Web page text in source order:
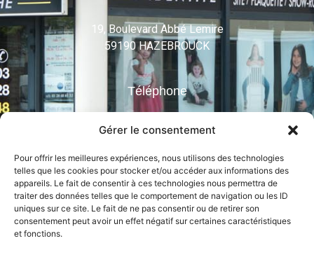
Gérer le consentement
Pour offrir les meilleures expériences, nous utilisons des technologies
telles que les cookies pour stocker et/ou accéder aux informations des
appareils. Le fait de consentir à ces technologies nous permettra de
traiter des données telles que le comportement de navigation ou les ID
uniques sur ce site. Le fait de ne pas consentir ou de retirer son
consentement peut avoir un effet négatif sur certaines caractéristiques
et fonctions.
19, Boulevard Abbé Lemire
59190 HAZEBROUCK
Téléphone
03 28 48 61 52
Mail
info@alloucheryphoto.com
Suivez-nous